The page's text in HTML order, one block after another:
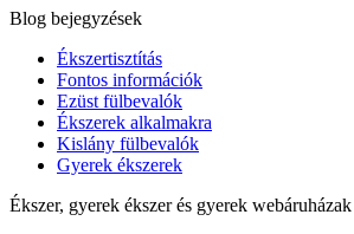
Blog bejegyzések
Ékszertisztítás
Fontos információk
Ezüst fülbevalók
Ékszerek alkalmakra
Kislány fülbevalók
Gyerek ékszerek
Ékszer, gyerek ékszer és gyerek webáruházak